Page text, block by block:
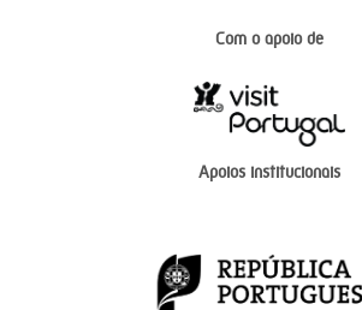
Com o apoio de
Apoios institucionais